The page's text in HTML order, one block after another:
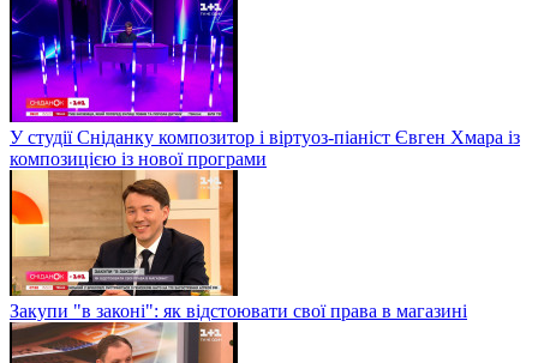
У студії Сніданку композитор і віртуоз-піаніст Євген Хмара із
композицією із нової програми
Закупи "в законі": як відстоювати свої права в магазині